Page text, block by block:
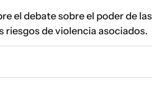
el debate sobre el poder de
riesgos de violencia asociados.